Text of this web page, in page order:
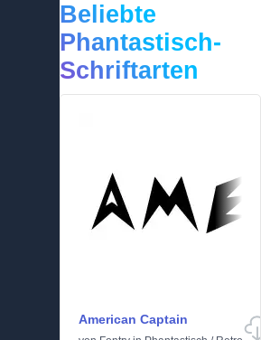
Beliebte
Phantastisch-
Schriftarten
American Captain